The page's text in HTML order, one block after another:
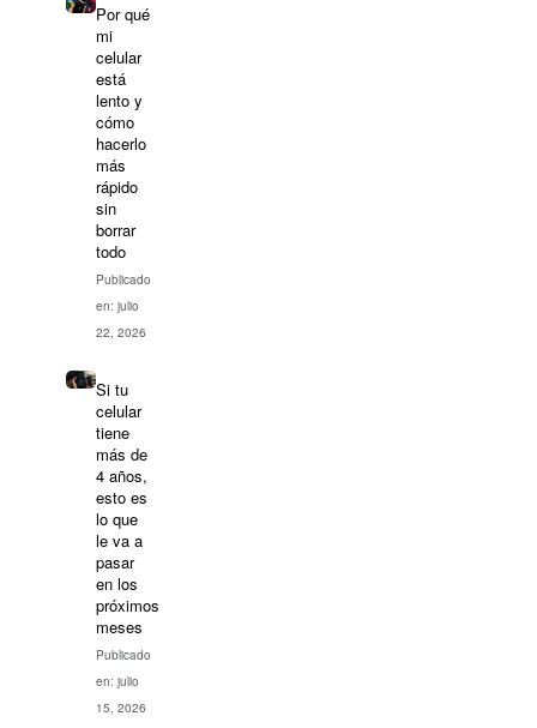
Por qué
mi
celular
está
lento y
cómo
hacerlo
más
rápido
sin
borrar
todo
Publicado
en: julio
22, 2026
Si tu
celular
tiene
más de
4 años,
esto es
lo que
le va a
pasar
en los
próximos
meses
Publicado
en: julio
15, 2026